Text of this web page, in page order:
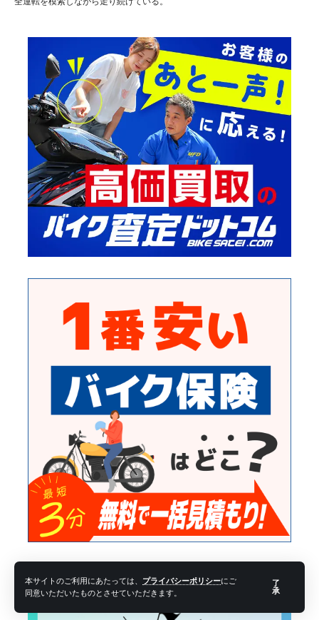
本サイトのご利用にあたっては、 プライバシーポリシーにご
同意いただいたものとさせていただきます。
了
承